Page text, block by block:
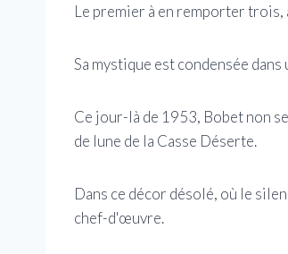
Le premier à en remporter trois,
Sa mystique est condensée
Ce jour-là de 1953, Bobet non
de lune de la Casse Déserte.
Dans ce décor désolé, où le
chef-d'œuvre.